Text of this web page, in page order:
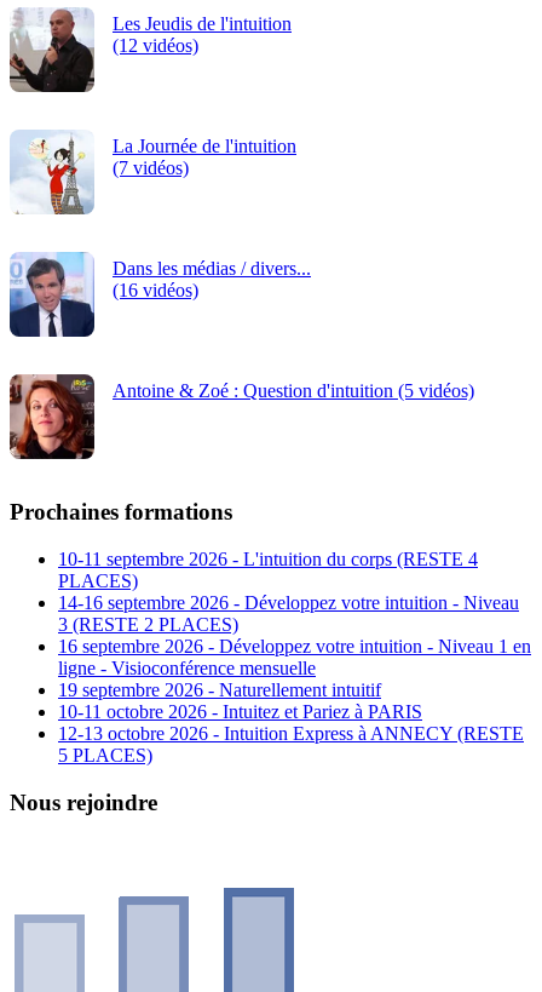
Les Jeudis de l'intuition
(12 vidéos)
La Journée de l'intuition
(7 vidéos)
Dans les médias / divers...
(16 vidéos)
Antoine & Zoé : Question d'intuition (5 vidéos)
Prochaines formations
10-11 septembre 2026 - L'intuition du corps (RESTE 4
PLACES)
14-16 septembre 2026 - Développez votre intuition - Niveau
3 (RESTE 2 PLACES)
16 septembre 2026 - Développez votre intuition - Niveau 1 en
ligne - Visioconférence mensuelle
19 septembre 2026 - Naturellement intuitif
10-11 octobre 2026 - Intuitez et Pariez à PARIS
12-13 octobre 2026 - Intuition Express à ANNECY (RESTE
5 PLACES)
Nous rejoindre